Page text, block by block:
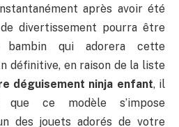
après avoir été
divertissement pourra être
qui adorera cette
définitive, en raison de la liste
déguisement ninja enfant, il
ce modèle s’impose
des jouets adorés de votre